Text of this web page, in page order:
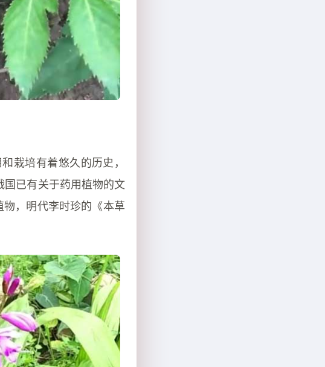
栽培有着悠久的历史，
国已有关于药用植物的文
，明代李时珍的《本草